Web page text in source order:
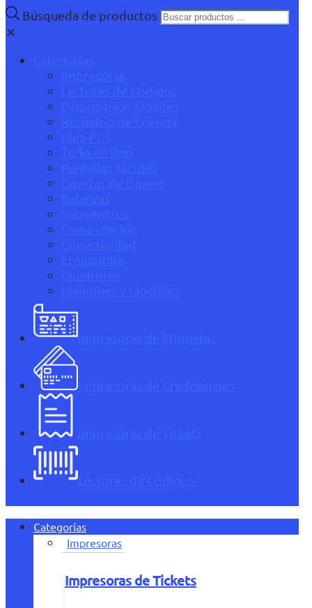
Búsqueda de productos
✕
Categorías
Impresoras
Lectores de Códigos
Dispositivos Móviles
Respaldo de Energía
Mini PCs
Todo en Uno
Pantallas Táctiles
Gavetas de Dinero
Balanzas
Suministros
Computación
Conectividad
Ergonomía
Monitores
Maletines y Mochilas
Impresoras de Etiquetas
Impresoras de Credenciales
Impresoras de Tickets
Lectores de Códigos
Categorías
Impresoras
Impresoras de Tickets